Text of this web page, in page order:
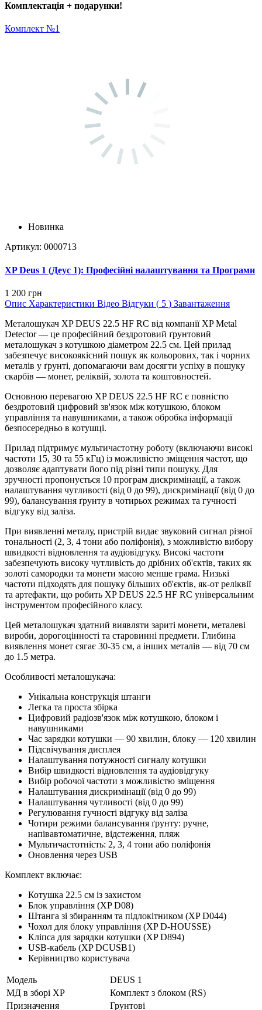
Комплектація + подарунки!
Комплект №1
Новинка
Артикул: 0000713
XP Deus 1 (Деус 1): Професійні налаштування та Програми
1 200 грн
Опис Характеристики Відео Відгуки ( 5 ) Завантаження
Металошукач XP DEUS 22.5 HF RC від компанії XP Metal
Detector — це професійний бездротовий ґрунтовий
металошукач з котушкою діаметром 22.5 см. Цей прилад
забезпечує високоякісний пошук як кольорових, так і чорних
металів у ґрунті, допомагаючи вам досягти успіху в пошуку
скарбів — монет, реліквій, золота та коштовностей.
Основною перевагою XP DEUS 22.5 HF RC є повністю
бездротовий цифровий зв'язок між котушкою, блоком
управління та навушниками, а також обробка інформації
безпосередньо в котушці.
Прилад підтримує мультичастотну роботу (включаючи високі
частоти 15, 30 та 55 кГц) із можливістю зміщення частот, що
дозволяє адаптувати його під різні типи пошуку. Для
зручності пропонується 10 програм дискримінації, а також
налаштування чутливості (від 0 до 99), дискримінації (від 0 до
99), балансування ґрунту в чотирьох режимах та гучності
відгуку від заліза.
При виявленні металу, пристрій видає звуковий сигнал різної
тональності (2, 3, 4 тони або поліфонія), з можливістю вибору
швидкості відновлення та аудіовідгуку. Високі частоти
забезпечують високу чутливість до дрібних об'єктів, таких як
золоті самородки та монети масою менше грама. Низькі
частоти підходять для пошуку більших об'єктів, як-от реліквії
та артефакти, що робить XP DEUS 22.5 HF RC універсальним
інструментом професійного класу.
Цей металошукач здатний виявляти зариті монети, металеві
вироби, дорогоцінності та старовинні предмети. Глибина
виявлення монет сягає 30-35 см, а інших металів — від 70 см
до 1.5 метра.
Особливості металошукача:
Унікальна конструкція штанги
Легка та проста збірка
Цифровий радіозв'язок між котушкою, блоком і
навушниками
Час зарядки котушки — 90 хвилин, блоку — 120 хвилин
Підсвічування дисплея
Налаштування потужності сигналу котушки
Вибір швидкості відновлення та аудіовідгуку
Вибір робочої частоти з можливістю зміщення
Налаштування дискримінації (від 0 до 99)
Налаштування чутливості (від 0 до 99)
Регулювання гучності відгуку від заліза
Чотири режими балансування ґрунту: ручне,
напівавтоматичне, відстеження, пляж
Мультичастотність: 2, 3, 4 тони або поліфонія
Оновлення через USB
Комплект включає:
Котушка 22.5 см із захистом
Блок управління (XP D08)
Штанга зі збиранням та підлокітником (XP D044)
Чохол для блоку управління (XP D-HOUSSE)
Кліпса для зарядки котушки (XP D894)
USB-кабель (XP DCUSB1)
Керівництво користувача
Модель
DEUS 1
МД в зборі XP
Комплект з блоком (RS)
Призначення
Грунтові